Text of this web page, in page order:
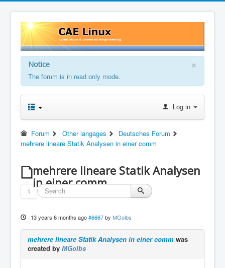
×
Notice
The forum is in read only mode.
Log in
Forum Other langages
Deutsches Forum
mehrere lineare Statik Analysen in einer comm
mehrere lineare Statik Analysen
in einer comm
1
13 years 6 months ago #6667 by MGolbs
mehrere lineare Statik Analysen in einer comm was
created by MGolbs